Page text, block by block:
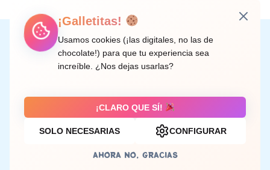
Instagram
Facebook
X LinkedIn
Correo electrónico
C/ Doctor Rodríguez de la Fuente, 8 València
Aviso legal
¡Galletitas!
Usamos cookies (¡las digitales, no las de
chocolate!) para que tu experiencia sea
increíble. ¿Nos dejas usarlas?
¡CLARO QUE SÍ!
SOLO NECESARIAS CONFIGURAR
AHORA NO, GRACIAS